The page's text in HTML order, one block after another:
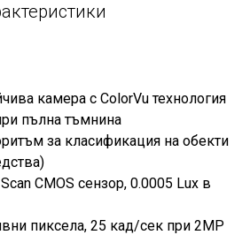
камера с ColorVu технология
пълна тъмнина
за класификация на обекти
CMOS сензор, 0.0005 Lux в
пиксела, 25 кад/сек при 2MP